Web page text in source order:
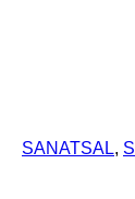
SANATSAL,